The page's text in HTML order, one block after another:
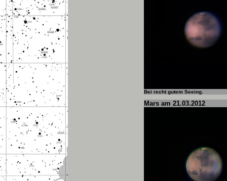
Bei recht gutem Seeing.
Mars am 21.03.2012